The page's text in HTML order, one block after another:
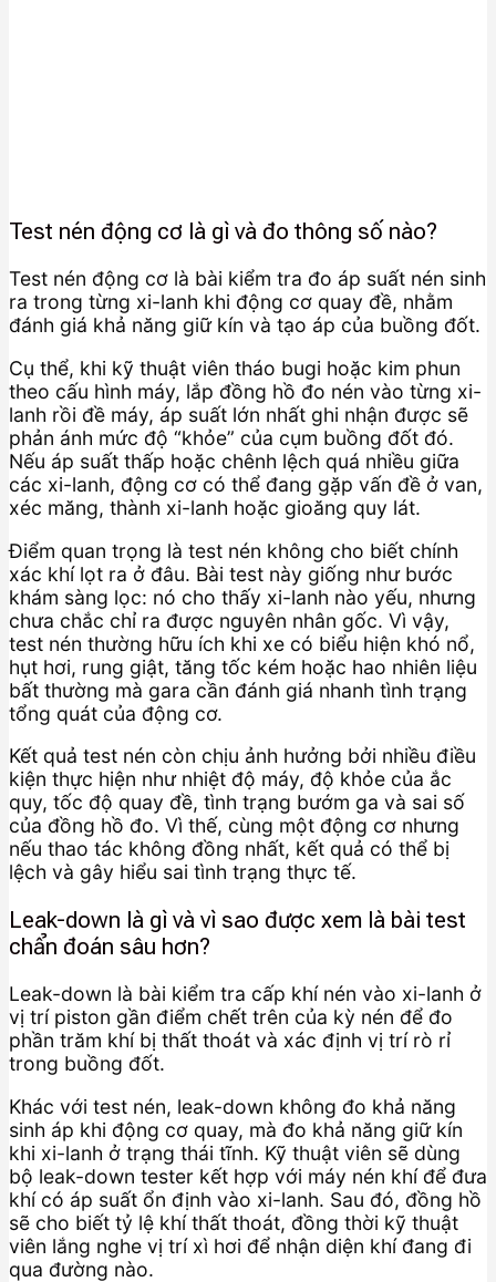
Test nén động cơ là gì và đo thông số nào?
Test nén động cơ là bài kiểm tra đo áp suất nén sinh
ra trong từng xi-lanh khi động cơ quay đề, nhằm
đánh giá khả năng giữ kín và tạo áp của buồng đốt.
Cụ thể, khi kỹ thuật viên tháo bugi hoặc kim phun
theo cấu hình máy, lắp đồng hồ đo nén vào từng xi-
lanh rồi đề máy, áp suất lớn nhất ghi nhận được sẽ
phản ánh mức độ “khỏe” của cụm buồng đốt đó.
Nếu áp suất thấp hoặc chênh lệch quá nhiều giữa
các xi-lanh, động cơ có thể đang gặp vấn đề ở van,
xéc măng, thành xi-lanh hoặc gioăng quy lát.
Điểm quan trọng là test nén không cho biết chính
xác khí lọt ra ở đâu. Bài test này giống như bước
khám sàng lọc: nó cho thấy xi-lanh nào yếu, nhưng
chưa chắc chỉ ra được nguyên nhân gốc. Vì vậy,
test nén thường hữu ích khi xe có biểu hiện khó nổ,
hụt hơi, rung giật, tăng tốc kém hoặc hao nhiên liệu
bất thường mà gara cần đánh giá nhanh tình trạng
tổng quát của động cơ.
Kết quả test nén còn chịu ảnh hưởng bởi nhiều điều
kiện thực hiện như nhiệt độ máy, độ khỏe của ắc
quy, tốc độ quay đề, tình trạng bướm ga và sai số
của đồng hồ đo. Vì thế, cùng một động cơ nhưng
nếu thao tác không đồng nhất, kết quả có thể bị
lệch và gây hiểu sai tình trạng thực tế.
Leak-down là gì và vì sao được xem là bài test
chẩn đoán sâu hơn?
Leak-down là bài kiểm tra cấp khí nén vào xi-lanh ở
vị trí piston gần điểm chết trên của kỳ nén để đo
phần trăm khí bị thất thoát và xác định vị trí rò rỉ
trong buồng đốt.
Khác với test nén, leak-down không đo khả năng
sinh áp khi động cơ quay, mà đo khả năng giữ kín
khi xi-lanh ở trạng thái tĩnh. Kỹ thuật viên sẽ dùng
bộ leak-down tester kết hợp với máy nén khí để đưa
khí có áp suất ổn định vào xi-lanh. Sau đó, đồng hồ
sẽ cho biết tỷ lệ khí thất thoát, đồng thời kỹ thuật
viên lắng nghe vị trí xì hơi để nhận diện khí đang đi
qua đường nào.